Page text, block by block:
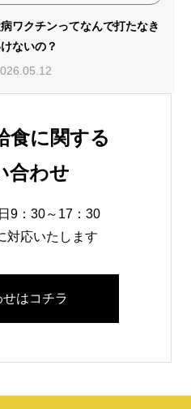
ワクチンってなんで打たなき
ないの？
食に関する
合わせ
9：30～17：30
対応いたします
せはコチラ